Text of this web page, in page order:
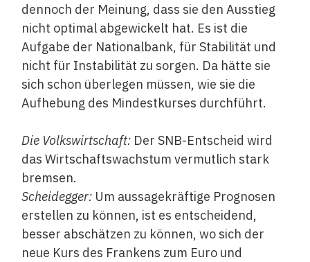
dennoch der Meinung, dass sie den Ausstieg
nicht optimal abgewickelt hat. Es ist die
Aufgabe der Nationalbank, für Stabilität und
nicht für Instabilität zu sorgen. Da hätte sie
sich schon überlegen müssen, wie sie die
Aufhebung des Mindestkurses durchführt.
Die Volkswirtschaft:Der SNB-Entscheid wird
das Wirtschaftswachstum vermutlich stark
bremsen.
Scheidegger:Um aussagekräftige Prognosen
erstellen zu können, ist es entscheidend,
besser abschätzen zu können, wo sich der
neue Kurs des Frankens zum Euro und